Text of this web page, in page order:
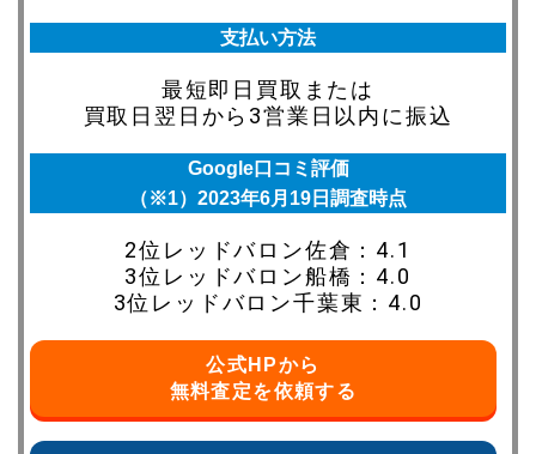
支払い方法
最短即日買取または
買取日翌日から3営業日以内に振込
Google口コミ評価
（※1）2023年6月19日調査時点
2位レッドバロン佐倉：4.1
3位レッドバロン船橋：4.0
3位レッドバロン千葉東：4.0
公式HPから
無料査定を依頼する